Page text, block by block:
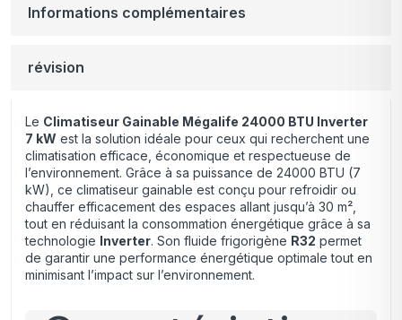
Informations complémentaires
révision
Le Climatiseur Gainable Mégalife 24000 BTU Inverter
7 kW est la solution idéale pour ceux qui recherchent une
climatisation efficace, économique et respectueuse de
l’environnement. Grâce à sa puissance de 24000 BTU (7
kW), ce climatiseur gainable est conçu pour refroidir ou
chauffer efficacement des espaces allant jusqu’à 30 m²
tout en réduisant la consommation énergétique grâce à sa
technologie Inverter. Son fluide frigorigène R32 permet
de garantir une performance énergétique optimale tout en
minimisant l’impact sur l’environnement.